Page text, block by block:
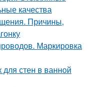
качества
Причины,
Маркировка
стен в ванной